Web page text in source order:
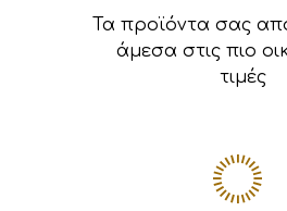
Τα προϊόντα σας
άμεσα στις πιο
τιμές